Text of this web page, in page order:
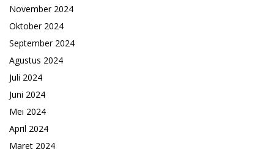
November 2024
Oktober 2024
September 2024
Agustus 2024
Juli 2024
Juni 2024
Mei 2024
April 2024
Maret 2024